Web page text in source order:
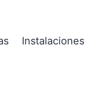
Instalaciones